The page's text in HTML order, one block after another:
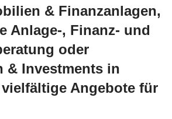
& Finanzanlagen,
Anlage-, Finanz- und
oder
& Investments in
Angebote für